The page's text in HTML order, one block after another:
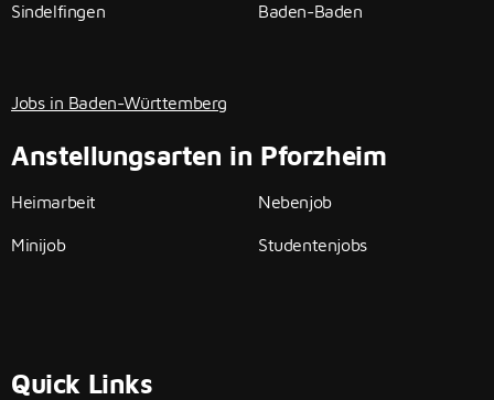
Sindelfingen Baden-Baden
Jobs in Baden-Württemberg
Anstellungsarten in Pforzheim
Heimarbeit
Minijob
Nebenjob
Studentenjobs
Quick Links